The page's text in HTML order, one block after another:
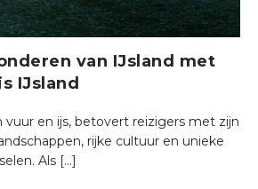
van IJsland met
IJsland
vuur en ijs, betovert reizigers met zijn
rijke cultuur en unieke
Als […]